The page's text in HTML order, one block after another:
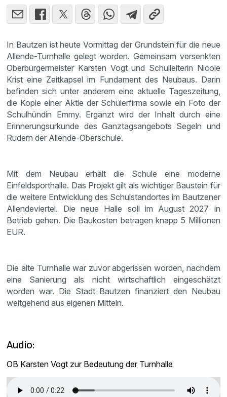
In Bautzen ist heute Vormittag der Grundstein für die neue
Allende-Turnhalle gelegt worden. Gemeinsam versenkten
Oberbürgermeister Karsten Vogt und Schulleiterin Nicole
Krist eine Zeitkapsel im Fundament des Neubaus. Darin
befinden sich unter anderem eine aktuelle Tageszeitung,
die Kopie einer Aktie der Schülerfirma sowie ein Foto der
Schulhündin Emmy. Ergänzt wird der Inhalt durch eine
Erinnerungsurkunde des Ganztagsangebots Segeln und
Rudern der Allende-Oberschule.
Mit dem Neubau erhält die Schule eine moderne
Einfeldsporthalle. Das Projekt gilt als wichtiger Baustein für
die weitere Entwicklung des Schulstandortes im Bautzener
Allendeviertel. Die neue Halle soll im August 2027 in
Betrieb gehen. Die Baukosten betragen knapp 5 Millionen
EUR.
Die alte Turnhalle war zuvor abgerissen worden, nachdem
eine Sanierung als nicht wirtschaftlich eingeschätzt
worden war. Die Stadt Bautzen finanziert den Neubau
weitgehend aus eigenen Mitteln.
Audio:
OB Karsten Vogt zur Bedeutung der Turnhalle